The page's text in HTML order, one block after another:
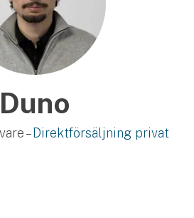
Duno
– Direktförsäljning privat